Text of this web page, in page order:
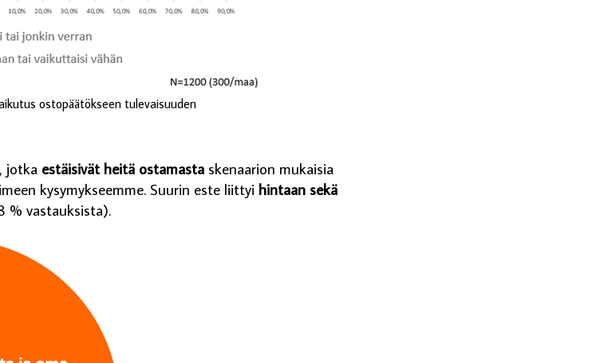
ostopäätökseen tulevaisuuden
jotka estäisivät heitä ostamasta skenaarion mukaisia
kysymykseemme. Suurin este liittyi hintaan sekä
% vastauksista).